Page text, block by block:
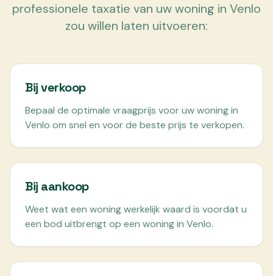
professionele taxatie van uw woning in Venlo
zou willen laten uitvoeren:
Bij verkoop
Bepaal de optimale vraagprijs voor uw woning in
Venlo om snel en voor de beste prijs te verkopen.
Bij aankoop
Weet wat een woning werkelijk waard is voordat u
een bod uitbrengt op een woning in Venlo.